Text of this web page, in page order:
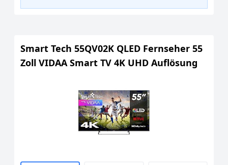
Smart Tech 55QV02K QLED Fernseher 55
Zoll VIDAA Smart TV 4K UHD Auflösung